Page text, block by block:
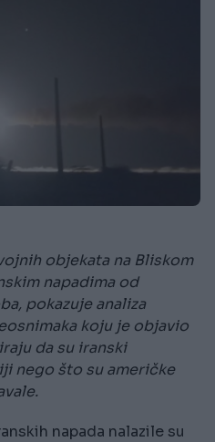
objekata na Bliskom
napadima od
pokazuje analiza
koju je objavio
da su iranski
nego što su američke
napada nalazile su